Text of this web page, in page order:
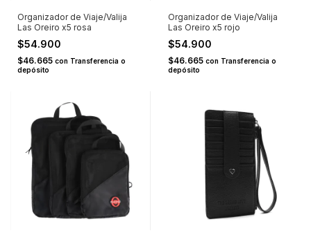
Organizador de Viaje/Valija
Las Oreiro x5 rosa
$54.900
$46.665 con Transferencia o
depósito
Organizador de Viaje/Valija
Las Oreiro x5 rojo
$54.900
$46.665 con Transferencia o
depósito